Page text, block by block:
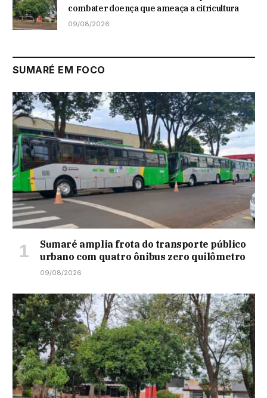
combater doença que ameaça a citricultura
09/08/2026
SUMARÉ EM FOCO
Sumaré amplia frota do transporte público
urbano com quatro ônibus zero quilômetro
09/08/2026